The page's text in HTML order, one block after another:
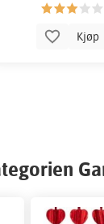
Kjøp